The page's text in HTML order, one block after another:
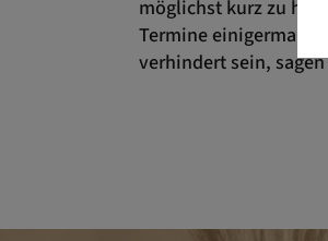
möglichst kurz zu
Termine
verhindert sein,